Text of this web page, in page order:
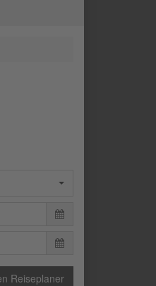
Reiseplaner